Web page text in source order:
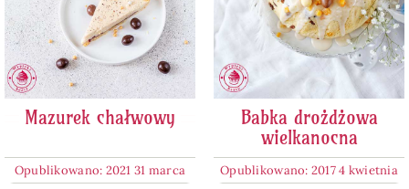
Mazurek chałwowy
Opublikowano: 2021 31 marca
Babka drożdżowa
wielkanocna
Opublikowano: 2017 4 kwietnia